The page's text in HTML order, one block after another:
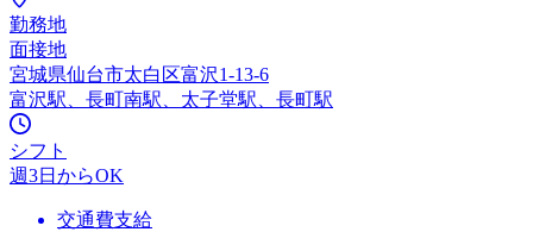
勤務地
面接地
宮城県仙台市太白区富沢1-13-6
富沢駅、長町南駅、太子堂駅、長町駅
シフト
週3日からOK
交通費支給